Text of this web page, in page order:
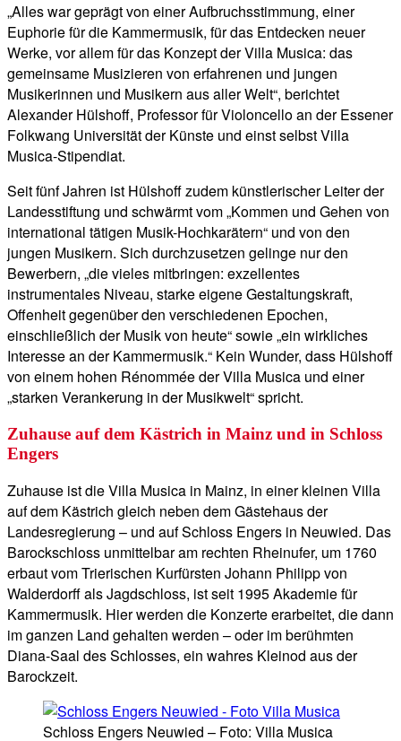
„Alles war geprägt von einer Aufbruchsstimmung, einer
Euphorie für die Kammermusik, für das Entdecken neuer
Werke, vor allem für das Konzept der Villa Musica: das
gemeinsame Musizieren von erfahrenen und jungen
Musikerinnen und Musikern aus aller Welt“, berichtet
Alexander Hülshoff, Professor für Violoncello an der Essener
Folkwang Universität der Künste und einst selbst Villa
Musica-Stipendiat.
Seit fünf Jahren ist Hülshoff zudem künstlerischer Leiter der
Landesstiftung und schwärmt vom „Kommen und Gehen von
international tätigen Musik-Hochkarätern“ und von den
jungen Musikern. Sich durchzusetzen gelinge nur den
Bewerbern, „die vieles mitbringen: exzellentes
instrumentales Niveau, starke eigene Gestaltungskraft,
Offenheit gegenüber den verschiedenen Epochen,
einschließlich der Musik von heute“ sowie „ein wirkliches
Interesse an der Kammermusik.“ Kein Wunder, dass Hülshoff
von einem hohen Rénommée der Villa Musica und einer
„starken Verankerung in der Musikwelt“ spricht.
Zuhause auf dem Kästrich in Mainz und in Schloss
Engers
Zuhause ist die Villa Musica in Mainz, in einer kleinen Villa
auf dem Kästrich gleich neben dem Gästehaus der
Landesregierung – und auf Schloss Engers in Neuwied. Das
Barockschloss unmittelbar am rechten Rheinufer, um 1760
erbaut vom Trierischen Kurfürsten Johann Philipp von
Walderdorff als Jagdschloss, ist seit 1995 Akademie für
Kammermusik. Hier werden die Konzerte erarbeitet, die dann
im ganzen Land gehalten werden – oder im berühmten
Diana-Saal des Schlosses, ein wahres Kleinod aus der
Barockzeit.
Schloss Engers Neuwied – Foto: Villa Musica